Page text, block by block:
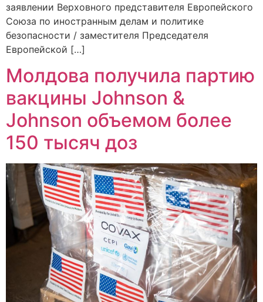
заявлении Верховного представителя Европейского
Союза по иностранным делам и политике
безопасности / заместителя Председателя
Европейской […]
Молдова получила партию
вакцины Johnson &
Johnson объемом более
150 тысяч доз